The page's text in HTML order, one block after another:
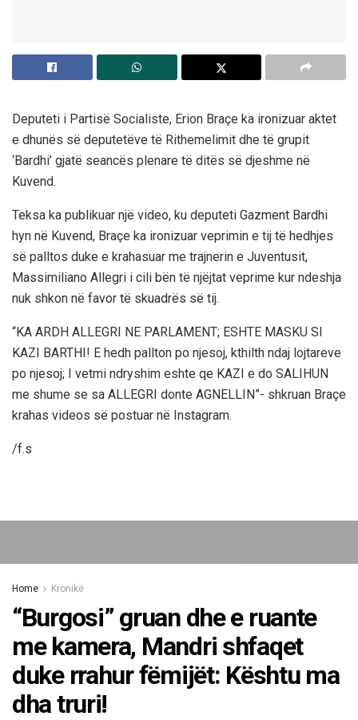
Deputeti i Partisë Socialiste, Erion Braçe ka ironizuar aktet
e dhunës së deputetëve të Rithemelimit dhe të grupit
‘Bardhi’ gjatë seancës plenare të ditës së djeshme në
Kuvend.
Teksa ka publikuar një video, ku deputeti Gazment Bardhi
hyn në Kuvend, Braçe ka ironizuar veprimin e tij të hedhjes
së palltos duke e krahasuar me trajnerin e Juventusit,
Massimiliano Allegri i cili bën të njëjtat veprime kur ndeshja
nuk shkon në favor të skuadrës së tij.
“KA ARDH ALLEGRI NE PARLAMENT; ESHTE MASKU SI
KAZI BARTHI! E hedh pallton po njesoj, kthilth ndaj lojtareve
po njesoj; I vetmi ndryshim eshte qe KAZI e do SALIHUN
me shume se sa ALLEGRI donte AGNELLIN”- shkruan Braçe
krahas videos së postuar në Instagram.
/f.s
Home Kronikë
“Burgosi” gruan dhe e ruante
me kamera, Mandri shfaqet
duke rrahur fëmijët: Kështu ma
dha truri!